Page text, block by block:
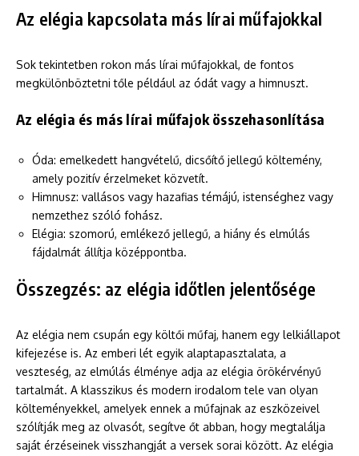
Az elégia kapcsolata más lírai műfajokkal
Sok tekintetben rokon más lírai műfajokkal, de fontos
megkülönböztetni tőle például az ódát vagy a himnuszt.
Az elégia és más lírai műfajok összehasonlítása
Óda: emelkedett hangvételű, dicsőítő jellegű költemény,
amely pozitív érzelmeket közvetít.
Himnusz: vallásos vagy hazafias témájú, istenséghez vagy
nemzethez szóló fohász.
Elégia: szomorú, emlékező jellegű, a hiány és elmúlás
fájdalmát állítja középpontba.
Összegzés: az elégia időtlen jelentősége
Az elégia nem csupán egy költői műfaj, hanem egy lelkiállapot
kifejezése is. Az emberi lét egyik alaptapasztalata, a
veszteség, az elmúlás élménye adja az elégia örökérvényű
tartalmát. A klasszikus és modern irodalom tele van olyan
költeményekkel, amelyek ennek a műfajnak az eszközeivel
szólítják meg az olvasót, segítve őt abban, hogy megtalálja
saját érzéseinek visszhangját a versek sorai között. Az elégia